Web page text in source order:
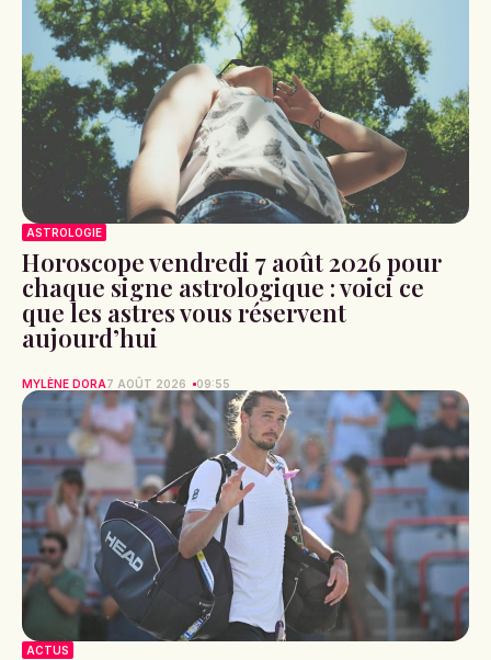
ASTROLOGIE
Horoscope vendredi 7 août 2026 pour
chaque signe astrologique : voici ce
que les astres vous réservent
aujourd’hui
MYLÈNE DORA7 AOÛT 2026 09:55
ACTUS